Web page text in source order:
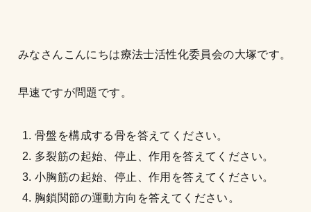
みなさんこんにちは療法士活性化委員会の大塚です。
早速ですが問題です。
骨盤を構成する骨を答えてください。
多裂筋の起始、停止、作用を答えてください。
小胸筋の起始、停止、作用を答えてください。
胸鎖関節の運動方向を答えてください。